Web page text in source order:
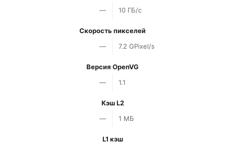
—
10 ГБ/с
Скорость пикселей
—
7.2 GPixel/s
Версия OpenVG
—
1.1
Кэш L2
—
1 МБ
L1 кэш